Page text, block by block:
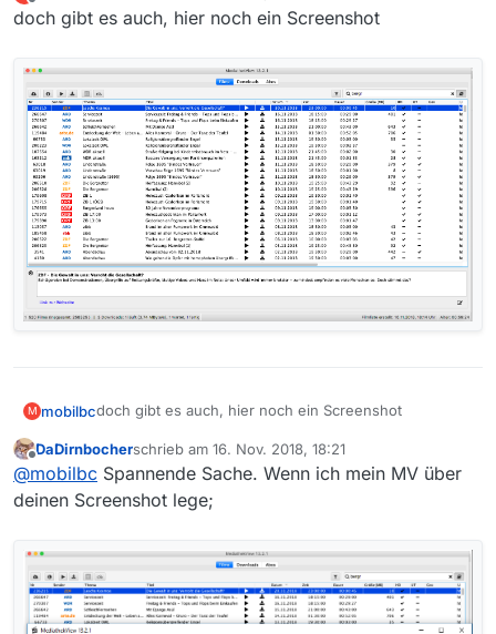
Offline
doch gibt es auch, hier noch ein Screenshot
M mobilbcdoch gibt es auch, hier noch ein Screenshot
Offline
DaDirnbocherschrieb am 16. Nov. 2018, 18:21
zuletzt editiert von
@mobilbc Spannende Sache. Wenn ich mein MV über
deinen Screenshot lege;